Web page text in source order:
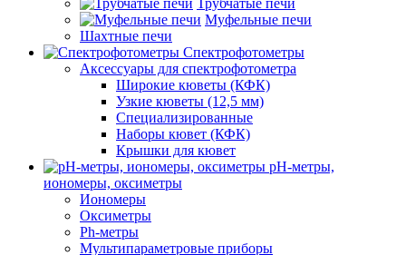
Муфельные печи
Шахтные печи
Спектрофотометры
Аксессуары для спектрофотометра
Широкие кюветы (КФК)
Узкие кюветы (12,5 мм)
Специализированные
Наборы кювет (КФК)
Крышки для кювет
pH-метры,
иономеры, оксиметры
Иономеры
Оксиметры
Ph-метры
Мультипараметровые приборы